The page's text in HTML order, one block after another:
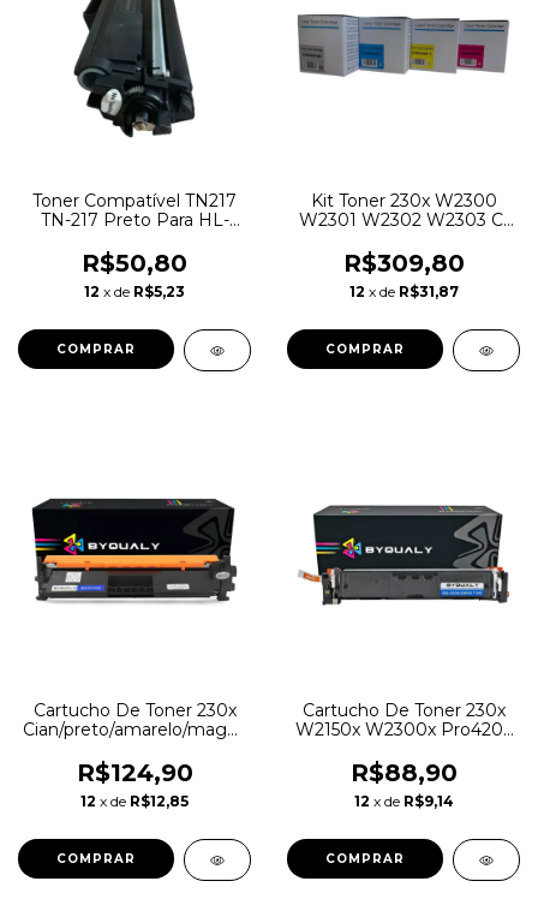
Toner Compatível TN217
TN-217 Preto Para HL-
R$50,80
12 x de R$5,23
Kit Toner 230x W2300
W2301 W2302 W2303 C/
Preto/colorido
R$309,80
12 x de R$31,87
Cartucho De Toner 230x
Cian/preto/amarelo/magenta
Pro4303
R$124,90
12 x de R$12,85
Cartucho De Toner 230x
W2150x W2300x Pro4203
R$88,90
12 x de R$9,14